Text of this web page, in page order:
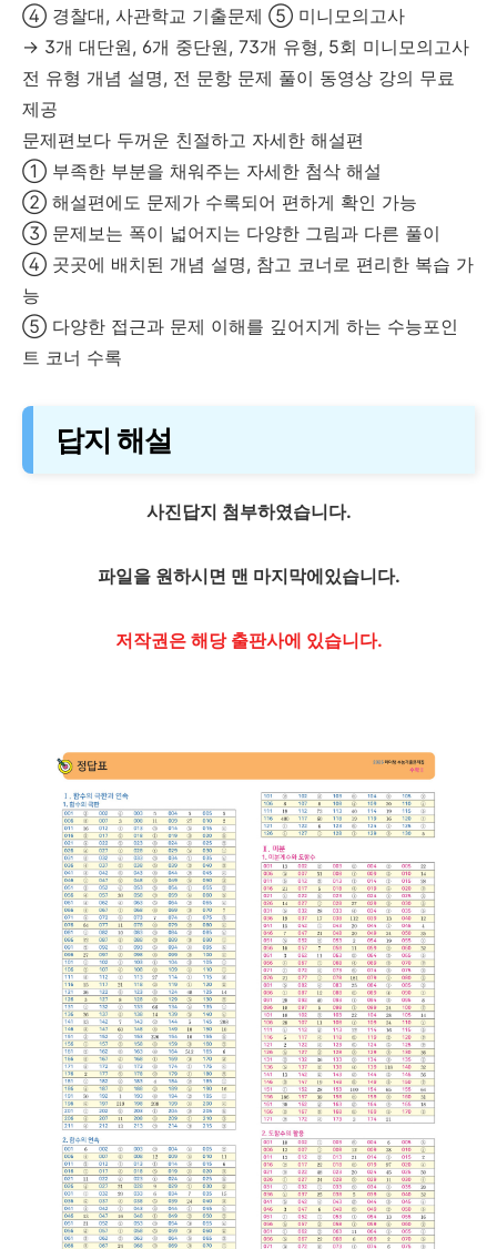
④ 경찰대, 사관학교 기출문제 ⑤ 미니모의고사
→ 3개 대단원, 6개 중단원, 73개 유형, 5회 미니모의고사
전 유형 개념 설명, 전 문항 문제 풀이 동영상 강의 무료
제공
문제편보다 두꺼운 친절하고 자세한 해설편
① 부족한 부분을 채워주는 자세한 첨삭 해설
② 해설편에도 문제가 수록되어 편하게 확인 가능
③ 문제보는 폭이 넓어지는 다양한 그림과 다른 풀이
④ 곳곳에 배치된 개념 설명, 참고 코너로 편리한 복습 가
능
⑤ 다양한 접근과 문제 이해를 깊어지게 하는 수능포인
트 코너 수록
답지 해설
사진답지 첨부하였습니다.
파일을 원하시면 맨 마지막에있습니다.
저작권은 해당 출판사에 있습니다.